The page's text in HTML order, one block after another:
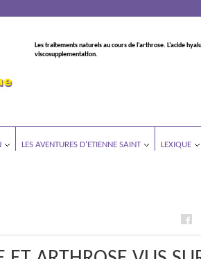
Les traitements naturels au cours de l’arthrose. L’acide
viscosupplementation.
LES AVENTURES D’ETIENNE SAINT LEXIQUE